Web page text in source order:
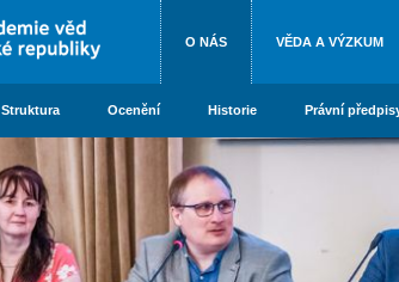
O NÁS VĚDA A VÝZKUM
Struktura Ocenění Historie Právní